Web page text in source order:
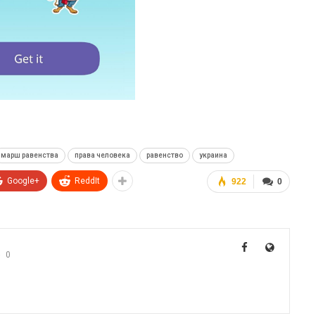
марш равенства права человека равенство украина
0
922
Google+ ReddIt
0